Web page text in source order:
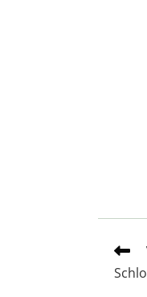
Artikel